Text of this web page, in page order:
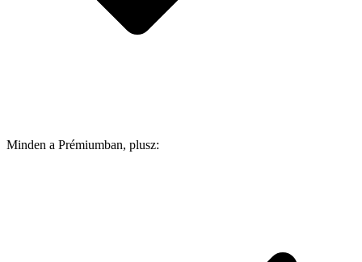
Minden a Prémiumban, plusz: